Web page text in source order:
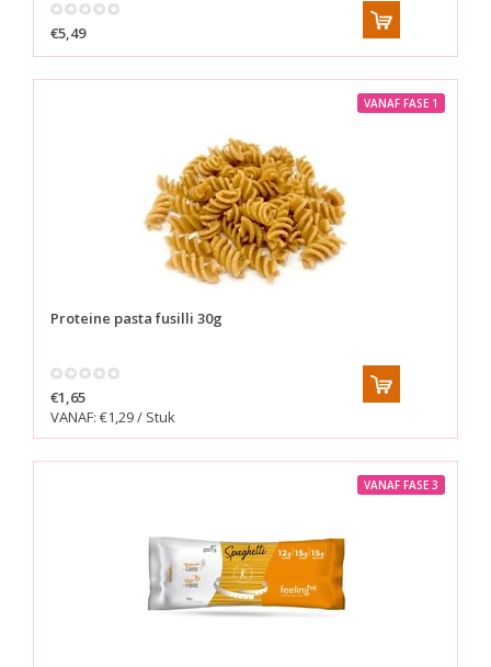
€5,49
VANAF FASE 1
Proteine pasta fusilli 30g
€1,65
VANAF: €1,29 / Stuk
VANAF FASE 3